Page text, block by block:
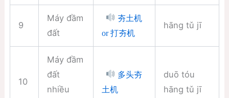
9
Máy đầm
đất
夯土机
or 打夯机
hāng tǔ jī
10
Máy đầm
đất
nhiều
多头夯
土机
duō tóu
hāng tǔ jī